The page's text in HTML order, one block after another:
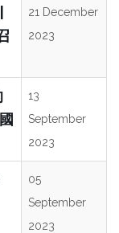
21 December
2023
13
September
2023
05
September
2023